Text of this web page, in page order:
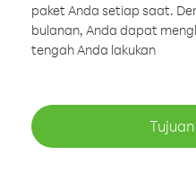
paket Anda setiap saat.
bulanan, Anda dapat
tengah Anda lakukan